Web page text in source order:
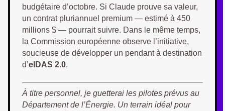
budgétaire d’octobre. Si Claude prouve sa valeur,
un contrat pluriannuel premium — estimé à 450
millions $ — pourrait suivre. Dans le même temps,
la Commission européenne observe l’initiative,
soucieuse de développer un pendant à destination
d’eIDAS 2.0.
À titre personnel, je guetterai les pilotes prévus au
Département de l’Énergie. Un terrain idéal pour